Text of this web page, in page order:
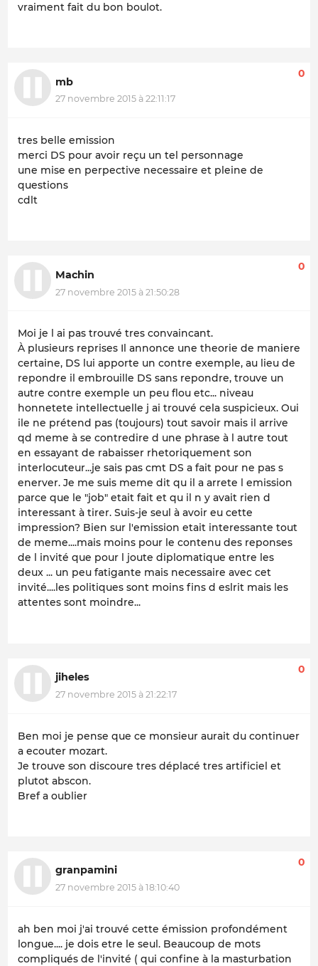
vraiment fait du bon boulot.
mb
27 novembre 2015 à 22:11:17
0
tres belle emission
merci DS pour avoir reçu un tel personnage
une mise en perpective necessaire et pleine de
questions
cdlt
Machin
27 novembre 2015 à 21:50:28
0
Moi je l ai pas trouvé tres convaincant.
À plusieurs reprises Il annonce une theorie de maniere
certaine, DS lui apporte un contre exemple, au lieu de
repondre il embrouille DS sans repondre, trouve un
autre contre exemple un peu flou etc... niveau
honnetete intellectuelle j ai trouvé cela suspicieux. Oui
ile ne prétend pas (toujours) tout savoir mais il arrive
qd meme à se contredire d une phrase à l autre tout
en essayant de rabaisser rhetoriquement son
interlocuteur...je sais pas cmt DS a fait pour ne pas s
enerver. Je me suis meme dit qu il a arrete l emission
parce que le "job" etait fait et qu il n y avait rien d
interessant à tirer. Suis-je seul à avoir eu cette
impression? Bien sur l'emission etait interessante tout
de meme....mais moins pour le contenu des reponses
de l invité que pour l joute diplomatique entre les
deux ... un peu fatigante mais necessaire avec cet
invité....les politiques sont moins fins d eslrit mais les
attentes sont moindre...
jiheles
27 novembre 2015 à 21:22:17
0
Ben moi je pense que ce monsieur aurait du continuer
a ecouter mozart.
Je trouve son discoure tres déplacé tres artificiel et
plutot abscon.
Bref a oublier
granpamini
27 novembre 2015 à 18:10:40
0
ah ben moi j'ai trouvé cette émission profondément
longue.... je dois etre le seul. Beaucoup de mots
compliqués de l'invité ( qui confine à la masturbation